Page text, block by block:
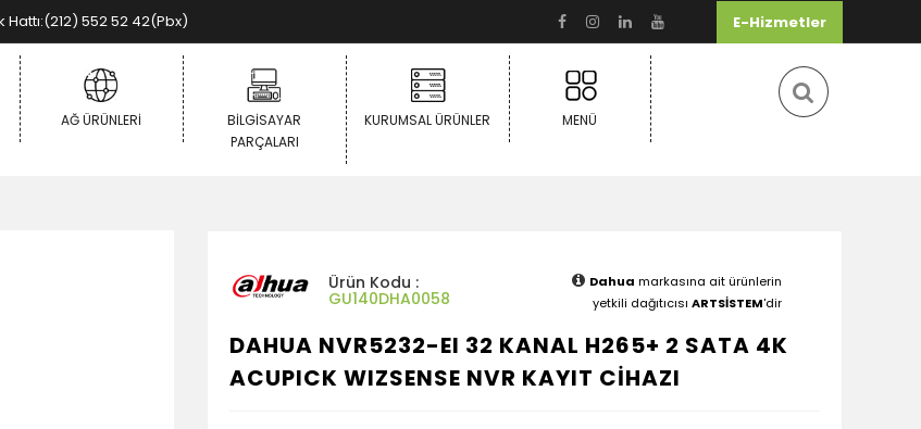
Hattı:(212) 552 52 42(Pbx) E-Hizmetler
AĞ ÜRÜNLERI
BILGISAYAR
PARÇALARI
KURUMSAL ÜRÜNLER MENÜ
Ürün Kodu :
GU140DHA0058
Dahua markasına ait ürünlerin
yetkili dağıtıcısı ARTSİSTEM'dir
DAHUA NVR5232-EI 32 KANAL H265+ 2 SATA 4K
ACUPICK WIZSENSE NVR KAYIT CİHAZI